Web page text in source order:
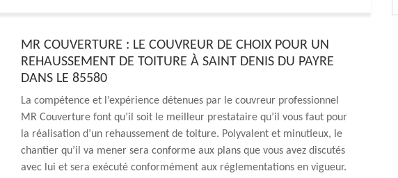
MR COUVERTURE : LE COUVREUR DE CHOIX POUR UN
REHAUSSEMENT DE TOITURE À SAINT DENIS DU PAYRE
DANS LE 85580
La compétence et l’expérience détenues par le couvreur professionnel
MR Couverture font qu’il soit le meilleur prestataire qu’il vous faut pour
la réalisation d’un rehaussement de toiture. Polyvalent et minutieux, le
chantier qu’il va mener sera conforme aux plans que vous avez discutés
avec lui et sera exécuté conformément aux réglementations en vigueur.